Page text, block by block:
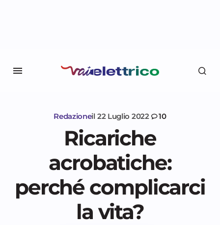
Redazioneil 22 Luglio 2022 10
Ricariche
acrobatiche:
perché complicarci
la vita?